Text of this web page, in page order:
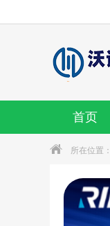
首页
所在位置：